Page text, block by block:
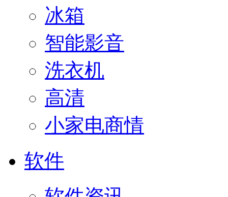
冰箱
智能影音
洗衣机
高清
小家电商情
软件